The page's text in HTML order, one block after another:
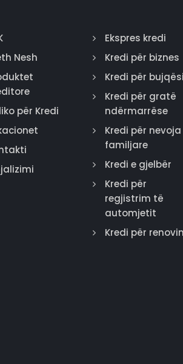
Nesh
për Kredi
Ekspres kredi
Kredi për biznes
Kredi për bujqësi
Kredi për gratë
ndërmarrëse
Kredi për nevoja
familjare
Kredi e gjelbër
Kredi për
regjistrim të
automjetit
Kredi për